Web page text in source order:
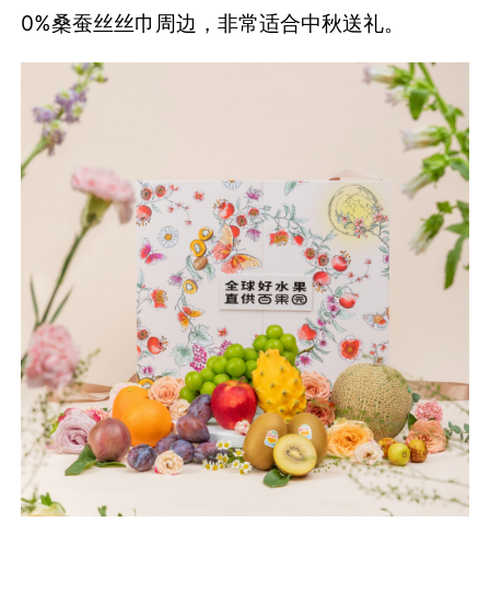
0%桑蚕丝丝巾周边，非常适合中秋送礼。